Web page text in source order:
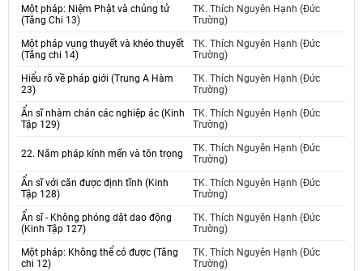
Một pháp: Niệm Phật và chủng tử
(Tăng Chi 13)
TK. Thích Nguyên Hạnh (Đức
Trường)
Một pháp vụng thuyết và khéo thuyết
(Tăng chi 14)
TK. Thích Nguyên Hạnh (Đức
Trường)
Hiểu rõ về pháp giới (Trung A Hàm
23)
TK. Thích Nguyên Hạnh (Đức
Trường)
Ẩn sĩ nhàm chán các nghiệp ác (Kinh
Tập 129)
TK. Thích Nguyên Hạnh (Đức
Trường)
22. Năm pháp kính mến và tôn trọng
TK. Thích Nguyên Hạnh (Đức
Trường)
Ẩn sĩ với căn được định tĩnh (Kinh
Tập 128)
TK. Thích Nguyên Hạnh (Đức
Trường)
Ẩn sĩ - Không phóng dật dao động
(Kinh Tập 127)
TK. Thích Nguyên Hạnh (Đức
Trường)
Một pháp: Không thể có được (Tăng
chi 12)
TK. Thích Nguyên Hạnh (Đức
Trường)